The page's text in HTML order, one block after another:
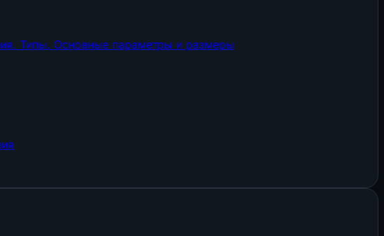
Типы. Основные параметры и размеры